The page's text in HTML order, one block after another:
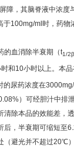
障，其脑脊液中浓度
于100mg/ml时，药物
的血消除半衰期（t1/2β
和10小时以上。本
的尿药浓度在
）可经胆汁中排
清除本品的效能差，
后，半衰期可缩短至
（避光并不超过20℃